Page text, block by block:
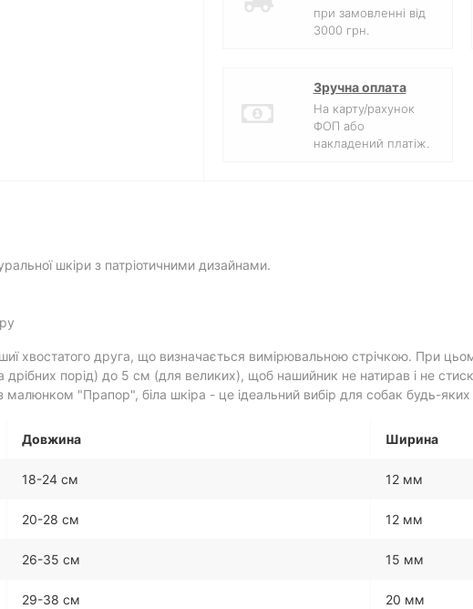
при замовленні від
3000 грн.
Зручна оплата
На карту/рахунок
ФОП або
накладений платіж.
шкіри з патріотичними дизайнами.
хвостатого друга, що визначається вимірювальною стрічкою. При
дрібних порід) до 5 см (для великих), щоб нашийник не натирав і не
"Прапор", біла шкіра - це ідеальний вибір для собак будь-яких
Довжина Ширина
18-24 см 12 мм
20-28 см 12 мм
26-35 см 15 мм
29-38 см 20 мм